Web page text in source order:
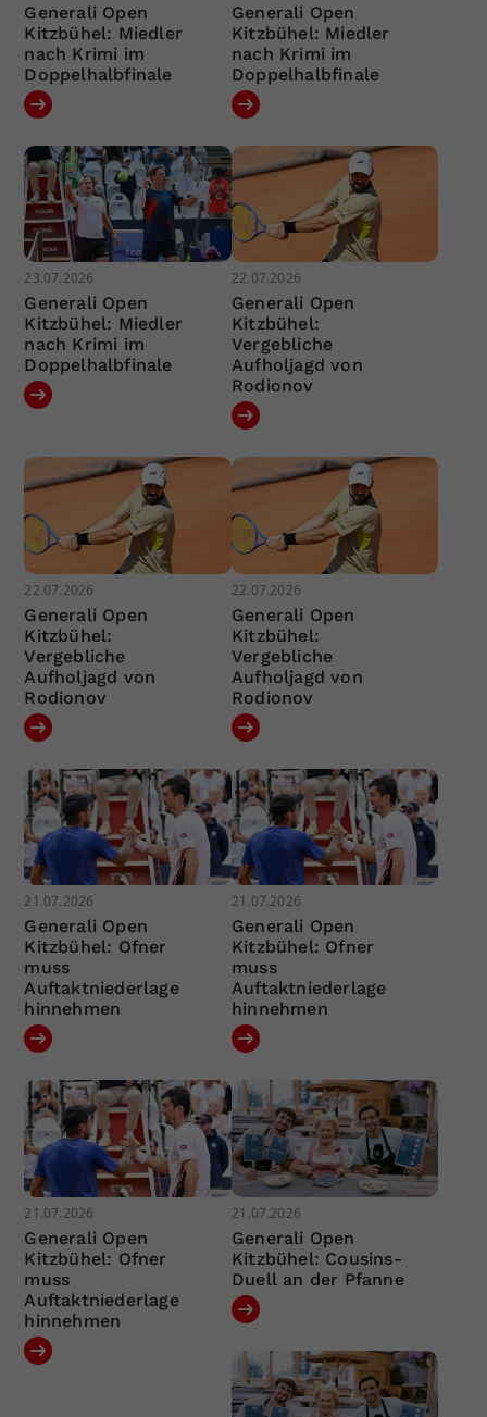
Generali Open
Kitzbühel: Miedler
nach Krimi im
Doppelhalbfinale
Generali Open
Kitzbühel: Miedler
nach Krimi im
Doppelhalbfinale
23.07.2026
Generali Open
Kitzbühel: Miedler
nach Krimi im
Doppelhalbfinale
22.07.2026
Generali Open
Kitzbühel:
Vergebliche
Aufholjagd von
Rodionov
22.07.2026
Generali Open
Kitzbühel:
Vergebliche
Aufholjagd von
Rodionov
22.07.2026
Generali Open
Kitzbühel:
Vergebliche
Aufholjagd von
Rodionov
21.07.2026
Generali Open
Kitzbühel: Ofner
muss
Auftaktniederlage
hinnehmen
21.07.2026
Generali Open
Kitzbühel: Ofner
muss
Auftaktniederlage
hinnehmen
21.07.2026
Generali Open
Kitzbühel: Ofner
muss
Auftaktniederlage
hinnehmen
21.07.2026
Generali Open
Kitzbühel: Cousins-
Duell an der Pfanne